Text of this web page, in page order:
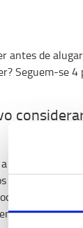
antes de
Seguem-se
maioria dos
de atividade/
de uma